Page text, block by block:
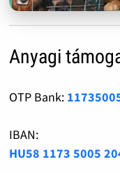
Anyagi
OTP Bank:
IBAN:
HU58 1173 5005